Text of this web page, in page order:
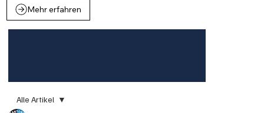
Mehr erfahren
Alle Artikel